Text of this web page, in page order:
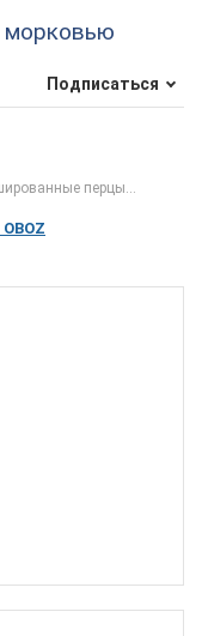
Подписаться
перцы...